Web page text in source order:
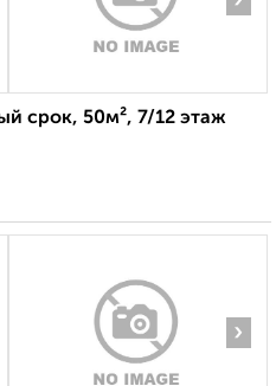
срок, 50м², 7/12 этаж
›